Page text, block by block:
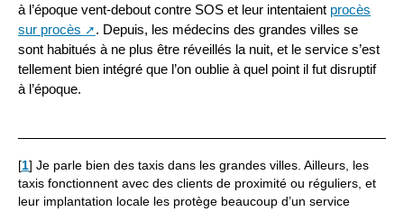
à l’époque vent-debout contre SOS et leur intentaient procès
sur procès
. Depuis, les médecins des grandes villes se
sont habitués à ne plus être réveillés la nuit, et le service s’est
tellement bien intégré que l’on oublie à quel point il fut disruptif
à l’époque.
[1] Je parle bien des taxis dans les grandes villes. Ailleurs, les
taxis fonctionnent avec des clients de proximité ou réguliers, et
leur implantation locale les protège beaucoup d’un service